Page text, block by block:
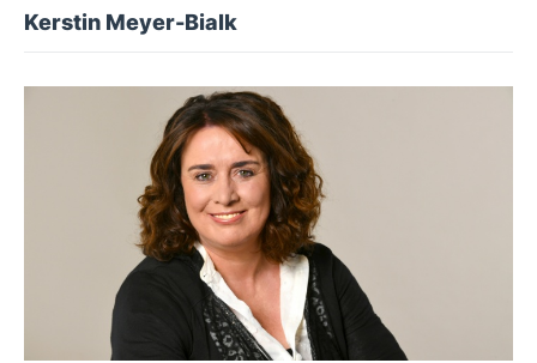
Kerstin Meyer-Bialk